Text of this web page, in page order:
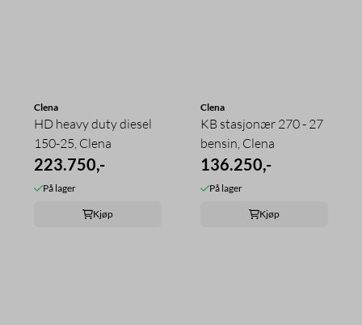
Clena
HD heavy duty diesel
150-25, Clena
223.750,-
På lager
Kjøp
Clena
KB stasjonær 270 - 27
bensin, Clena
136.250,-
På lager
Kjøp